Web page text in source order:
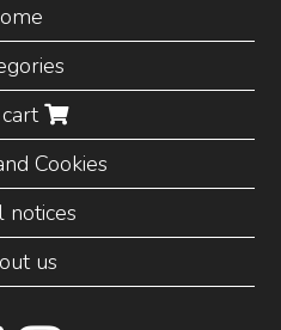
Cookies
notices
us